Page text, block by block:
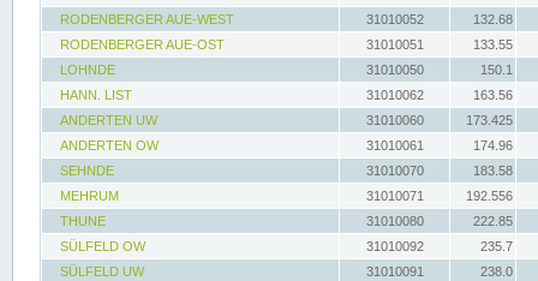
RODENBERGER AUE-WEST
31010052
132.68
RODENBERGER AUE-OST
31010051
133.55
LOHNDE
31010050
150.1
HANN. LIST
31010062
163.56
ANDERTEN UW
31010060
173.425
ANDERTEN OW
31010061
174.96
SEHNDE
31010070
183.58
MEHRUM
31010071
192.556
THUNE
31010080
222.85
SÜLFELD OW
31010092
235.7
SÜLFELD UW
31010091
238.0